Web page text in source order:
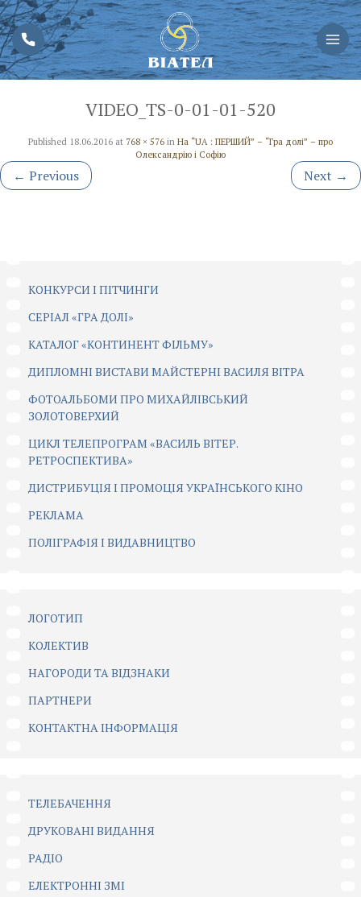
VIDEO_TS-0-01-01-520
Published 18.06.2016 at 768 × 576 in На “UA : ПЕРШИЙ” – “Гра долі” – про
Олександрію і Софію
← Previous Next →
КОНКУРСИ І ПІТЧИНГИ
CЕРІАЛ «ГРА ДОЛІ»
КАТАЛОГ «КОНТИНЕНТ ФІЛЬМУ»
ДИПЛОМНІ ВИСТАВИ МАЙСТЕРНІ ВАСИЛЯ ВІТРА
ФОТОАЛЬБОМИ ПРО МИХАЙЛІВСЬКИЙ
ЗОЛОТОВЕРХИЙ
ЦИКЛ ТЕЛЕПРОГРАМ «ВАСИЛЬ ВІТЕР.
РЕТРОСПЕКТИВА»
ДИСТРИБУЦІЯ І ПРОМОЦІЯ УКРАЇНСЬКОГО КІНО
РЕКЛАМА
ПОЛІГРАФІЯ І ВИДАВНИЦТВО
ЛОГОТИП
КОЛЕКТИВ
НАГОРОДИ ТА ВІДЗНАКИ
ПАРТНЕРИ
КОНТАКТНА ІНФОРМАЦІЯ
ТЕЛЕБАЧЕННЯ
ДРУКОВАНІ ВИДАННЯ
РАДІО
ЕЛЕКТРОННІ ЗМІ